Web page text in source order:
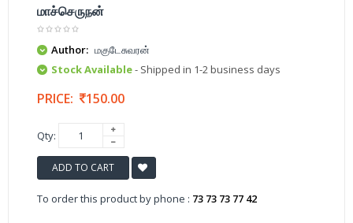
மாச்செருநன்
Author: மகுடேசுவரன்
Stock Available- Shipped in 1-2 business days
PRICE: 150.00
Qty:
ADD TO CART
To order this product by phone : 73 73 73 77 42